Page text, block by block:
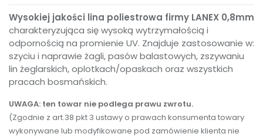
Wysokiej jakości lina poliestrowa firmy LANEX 0,8mm
charakteryzująca się wysoką wytrzymałością i
odpornością na promienie UV. Znajduje zastosowanie w:
szyciu i naprawie żagli, pasów balastowych, zszywaniu
lin żeglarskich, oplotkach/opaskach oraz wszystkich
pracach bosmańskich.
UWAGA: ten towar nie podlega prawu zwrotu.
(Zgodnie z art.38 pkt 3 ustawy o prawach konsumenta towary
wykonywane lub modyfikowane pod zamówienie klienta nie